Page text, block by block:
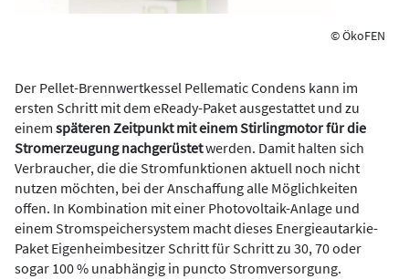
© ÖkoFEN
Der Pellet-Brennwertkessel Pellematic Condens kann im
ersten Schritt mit dem eReady-Paket ausgestattet und zu
einem späteren Zeitpunkt mit einem Stirlingmotor für die
Stromerzeugung nachgerüstetwerden. Damit halten sich
Verbraucher, die die Stromfunktionen aktuell noch nicht
nutzen möchten, bei der Anschaffung alle Möglichkeiten
offen. In Kombination mit einer Photovoltaik-Anlage und
einem Stromspeichersystem macht dieses Energieautarkie-
Paket Eigenheimbesitzer Schritt für Schritt zu 30, 70 oder
sogar 100 % unabhängig in puncto Stromversorgung.